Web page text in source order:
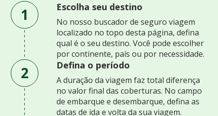
1 Escolha seu destino
No nosso buscador de seguro viagem
localizado no topo desta página, defina
qual é o seu destino. Você pode escolher
por continente, país ou por necessidade.
2 Defina o período
A duração da viagem faz total diferença
no valor final das coberturas. No campo
de embarque e desembarque, defina as
datas de ida e volta da sua viagem.